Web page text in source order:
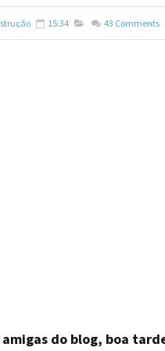
15:34 43 Comments
amigas do blog, boa